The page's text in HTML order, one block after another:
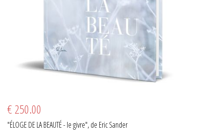
€ 250.00
"ÉLOGE DE LA BEAUTÉ - le givre", de Eric Sander